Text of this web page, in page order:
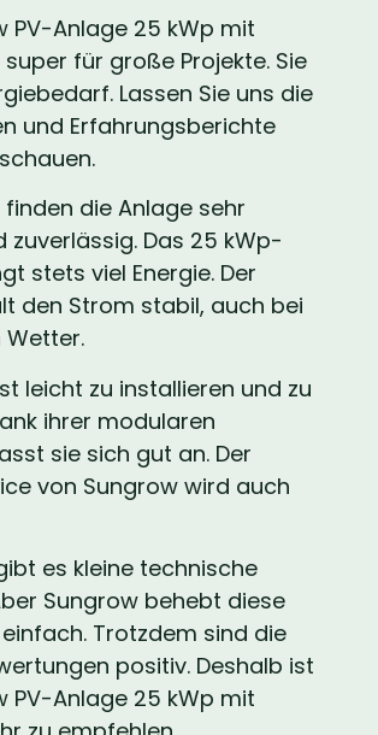
PV-Anlage 25 kWp mit
für große Projekte. Sie
Lassen Sie uns die
und Erfahrungsberichte
finden die Anlage sehr
zuverlässig. Das 25 kWp-
stets viel Energie. Der
den Strom stabil, auch bei
leicht zu installieren und zu
ihrer modularen
sie sich gut an. Der
von Sungrow wird auch
es kleine technische
Sungrow behebt diese
Trotzdem sind die
positiv. Deshalb ist
PV-Anlage 25 kWp mit